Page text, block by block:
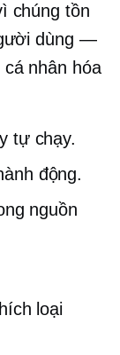
chúng tồn
dùng —
nhân hóa
tự chạy.
động.
nguồn
loại